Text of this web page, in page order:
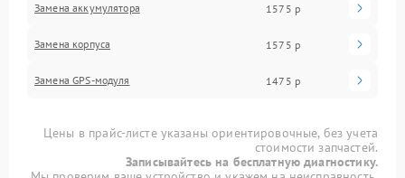
Замена аккумулятора 1575 р
Замена корпуса 1575 р
Замена GPS-модуля 1475 р
Цены в прайс-листе указаны ориентировочные, без учета
стоимости запчастей.
Записывайтесь на бесплатную диагностику.